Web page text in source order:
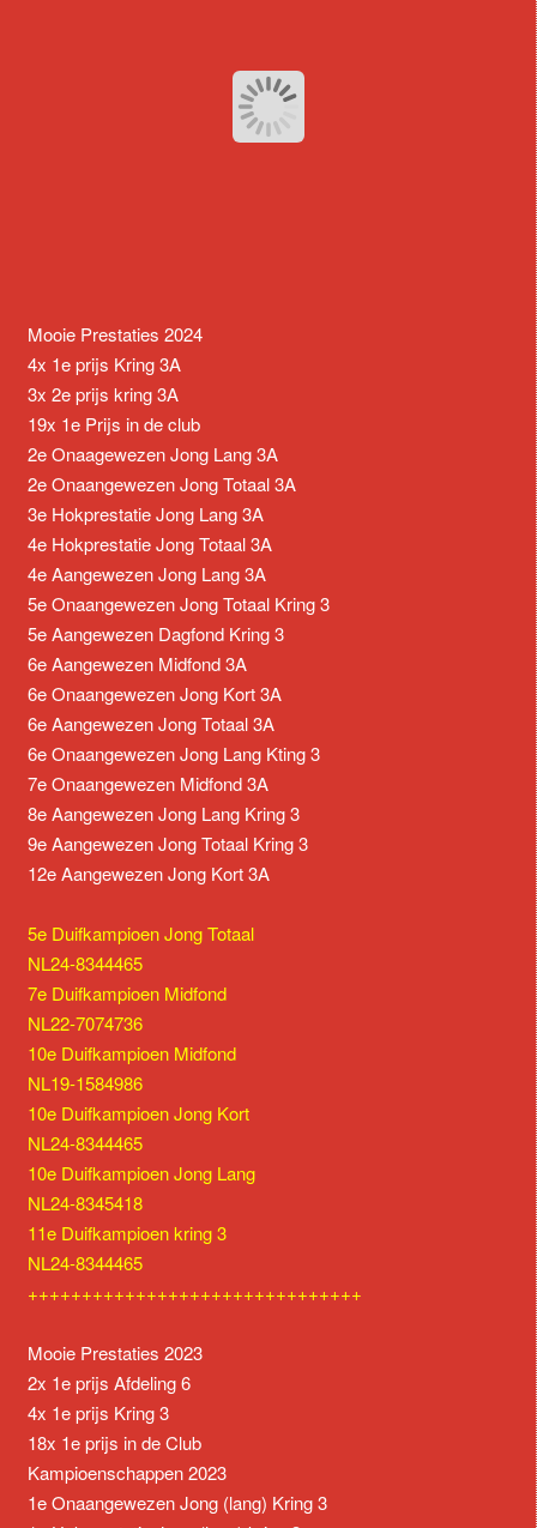
Mooie Prestaties 2024
4x 1e prijs Kring 3A
3x 2e prijs kring 3A
19x 1e Prijs in de club
2e Onaagewezen Jong Lang 3A
2e Onaangewezen Jong Totaal 3A
3e Hokprestatie Jong Lang 3A
4e Hokprestatie Jong Totaal 3A
4e Aangewezen Jong Lang 3A
5e Onaangewezen Jong Totaal Kring 3
5e Aangewezen Dagfond Kring 3
6e Aangewezen Midfond 3A
6e Onaangewezen Jong Kort 3A
6e Aangewezen Jong Totaal 3A
6e Onaangewezen Jong Lang Kting 3
7e Onaangewezen Midfond 3A
8e Aangewezen Jong Lang Kring 3
9e Aangewezen Jong Totaal Kring 3
12e Aangewezen Jong Kort 3A
5e Duifkampioen Jong Totaal
NL24-8344465
7e Duifkampioen Midfond
NL22-7074736
10e Duifkampioen Midfond
NL19-1584986
10e Duifkampioen Jong Kort
NL24-8344465
10e Duifkampioen Jong Lang
NL24-8345418
11e Duifkampioen kring 3
NL24-8344465
+++++++++++++++++++++++++++++++
Mooie Prestaties 2023
2x 1e prijs Afdeling 6
4x 1e prijs Kring 3
18x 1e prijs in de Club
Kampioenschappen 2023
1e Onaangewezen Jong (lang) Kring 3